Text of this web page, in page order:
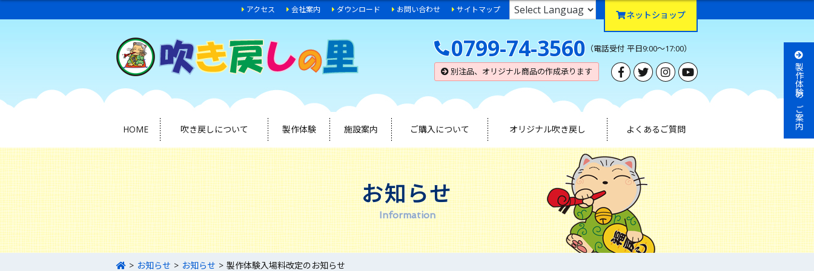
ネットショップ
アクセス 会社案内 ダウンロード お問い合わせ サイトマップ
0799-74-3560 （電話受付 平日9:00～17:00）
別注品、オリジナル商品の作成承ります
HOME 吹き戻しについて 製作体験 施設案内 ご購入について オリジナル吹き戻し よくあるご質問
お知らせ
Information
お知らせ お知らせ 製作体験入場料改定のお知らせ
製作体験のご案内